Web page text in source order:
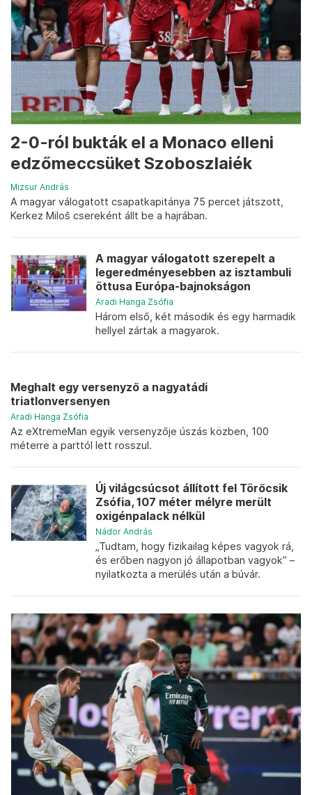
2-0-ról bukták el a Monaco elleni
edzőmeccsüket Szoboszlaiék
Mizsur András
A magyar válogatott csapatkapitánya 75 percet játszott,
Kerkez Miloš csereként állt be a hajrában.
A magyar válogatott szerepelt a
legeredményesebben az isztambuli
öttusa Európa-bajnokságon
Aradi Hanga Zsófia
Három első, két második és egy harmadik
hellyel zártak a magyarok.
Meghalt egy versenyző a nagyatádi
triatlonversenyen
Aradi Hanga Zsófia
Az eXtremeMan egyik versenyzője úszás közben, 100
méterre a parttól lett rosszul.
Új világcsúcsot állított fel Törőcsik
Zsófia, 107 méter mélyre merült
oxigénpalack nélkül
Nádor András
„Tudtam, hogy fizikailag képes vagyok rá,
és erőben nagyon jó állapotban vagyok” –
nyilatkozta a merülés után a búvár.